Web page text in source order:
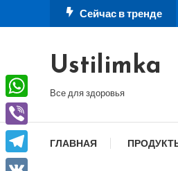
к
Сейчас в тренде
Ustilimka
Все для здоровья
ГЛАВНАЯ
WhatsApp
Viber
Telegram